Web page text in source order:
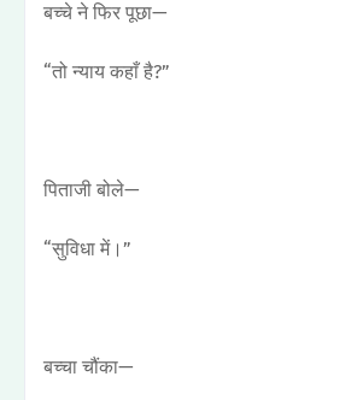
बच्चे ने फिर पूछा—
“तो न्याय कहाँ है?”
पिताजी बोले—
“सुविधा में।”
बच्चा चौंका—